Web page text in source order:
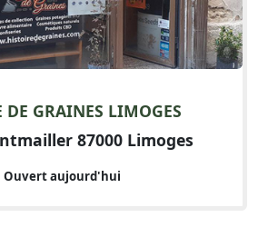
DE GRAINES LIMOGES
87000 Limoges
Ouvert aujourd'hui